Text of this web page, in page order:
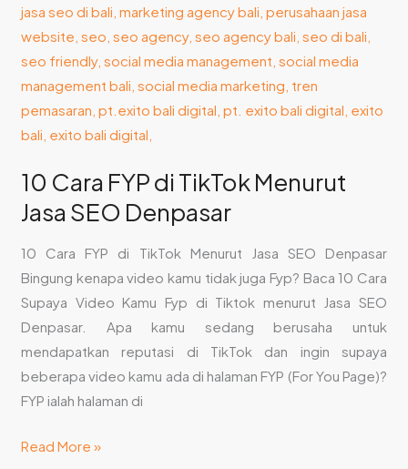
10 Cara FYP di TikTok Menurut
Jasa SEO Denpasar
10 Cara FYP di TikTok Menurut Jasa SEO Denpasar
Bingung kenapa video kamu tidak juga Fyp? Baca 10 Cara
Supaya Video Kamu Fyp di Tiktok menurut Jasa SEO
Denpasar. Apa kamu sedang berusaha untuk
mendapatkan reputasi di TikTok dan ingin supaya
beberapa video kamu ada di halaman FYP (For You Page)?
FYP ialah halaman di
Menurut
Jasa
SEO
Denpasar
Read More »